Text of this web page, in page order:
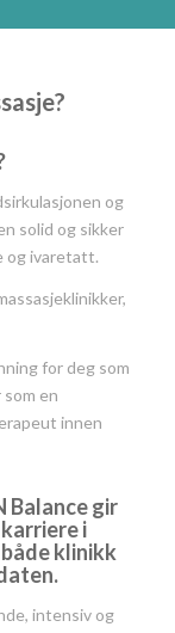
og
solid og sikker
og ivaretatt.
for deg som
en
innen
Balance gir
i
klinikk
intensiv og